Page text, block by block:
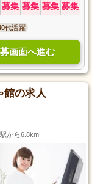
募集 募集 募集 募集
代活躍
画面へ進む
館の求人
から6.8km